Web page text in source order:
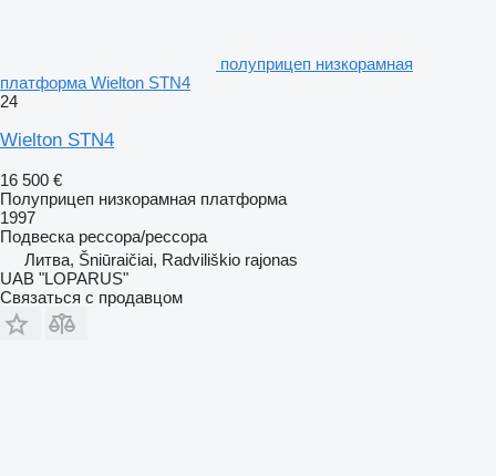
полуприцеп низкорамная
платформа Wielton STN4
24
Wielton STN4
16 500 €
Полуприцеп низкорамная платформа
1997
Подвеска рессора/рессора
Литва, Šniūraičiai, Radviliškio rajonas
UAB "LOPARUS"
Связаться с продавцом